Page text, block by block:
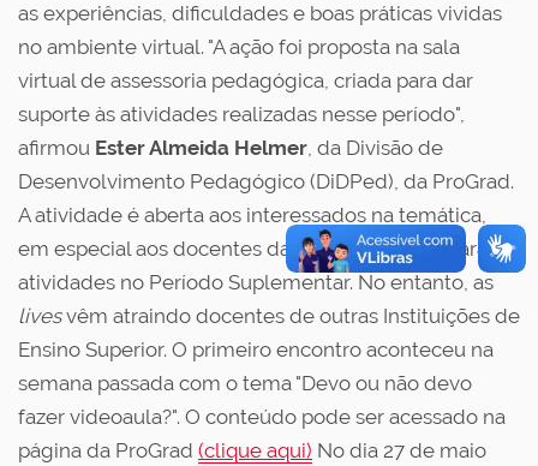
as experiências, dificuldades e boas práticas vividas
no ambiente virtual. "A ação foi proposta na sala
virtual de assessoria pedagógica, criada para dar
suporte às atividades realizadas nesse período",
afirmou Ester Almeida Helmer, da Divisão de
Desenvolvimento Pedagógico (DiDPed), da ProGrad.
A atividade é aberta aos interessados na temática,
em especial aos docentes da UFSCar que ofertaram
atividades no Período Suplementar. No entanto, as
livesvêm atraindo docentes de outras Instituições de
Ensino Superior. O primeiro encontro aconteceu na
semana passada com o tema "Devo ou não devo
fazer videoaula?". O conteúdo pode ser acessado na
página da ProGrad (clique aqui) No dia 27 de maio